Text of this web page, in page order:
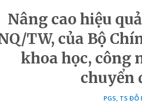
Nâng cao hiệu
TW, của Bộ
khoa học, công
chuyển
PGS, TS ĐỖ